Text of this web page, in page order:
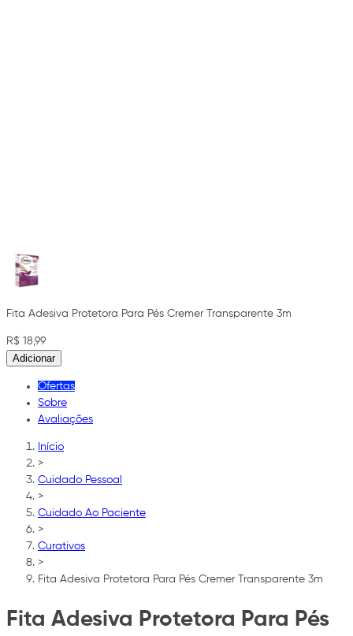
Fita Adesiva Protetora Para Pés Cremer Transparente 3m
R$ 18,99
Adicionar
Ofertas
Sobre
Avaliações
Início
>
Cuidado Pessoal
>
Cuidado Ao Paciente
>
Curativos
>
Fita Adesiva Protetora Para Pés Cremer Transparente 3m
Fita Adesiva Protetora Para Pés